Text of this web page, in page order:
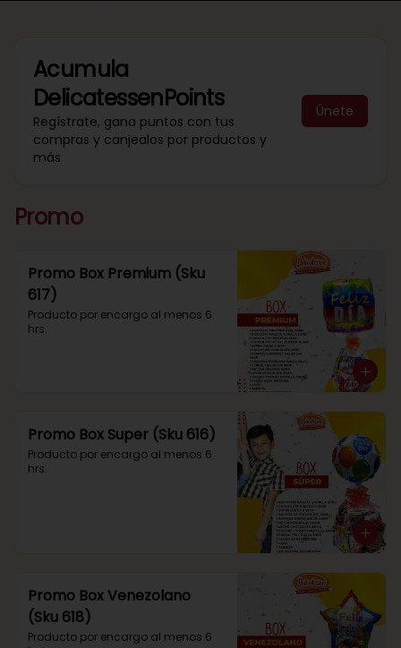
Acumula
DelicatessenPoints
Regístrate, gana puntos con tus
compras y canjealos por productos y
más
Únete
Promo
Promo Box Premium (Sku
617)
Producto por encargo al menos 6
hrs.
Promo Box Super (Sku 616)
Producto por encargo al menos 6
hrs.
Promo Box Venezolano
(Sku 618)
Producto por encargo al menos 6